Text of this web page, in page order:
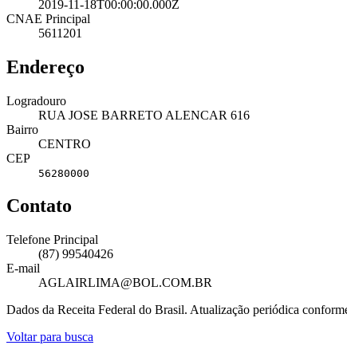
2019-11-18T00:00:00.000Z
CNAE Principal
5611201
Endereço
Logradouro
RUA JOSE BARRETO ALENCAR 616
Bairro
CENTRO
CEP
56280000
Contato
Telefone Principal
(87) 99540426
E-mail
AGLAIRLIMA@BOL.COM.BR
Dados da Receita Federal do Brasil. Atualização periódica
Voltar para busca